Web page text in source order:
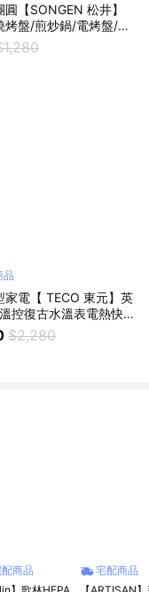
【SONGEN 松井】
烤盤/煎炒鍋/電烤盤/烤
151YD) 獅子座/獅子座
禮物/韓式烤肉盤/不沾
品
家電【 TECO 東元】英
控復古水溫表電熱快
壺 1.7L ( XYFYK1703
禮物/告別水溫煩惱/輕
$2,280
商品
宅配商品